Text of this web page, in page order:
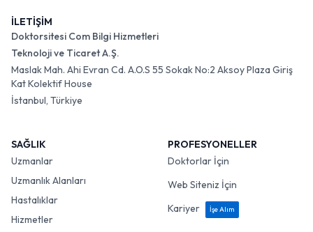
İLETİŞİM
Doktorsitesi Com Bilgi Hizmetleri
Teknoloji ve Ticaret A.Ş.
Maslak Mah. Ahi Evran Cd. A.O.S 55 Sokak No:2 Aksoy Plaza Giriş
Kat Kolektif House
İstanbul, Türkiye
SAĞLIK
Uzmanlar
Uzmanlık Alanları
Hastalıklar
Hizmetler
PROFESYONELLER
Doktorlar İçin
Web Siteniz İçin
Kariyer
İşe Alım